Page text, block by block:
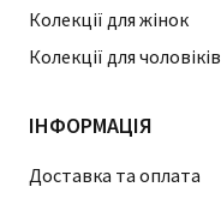
Колекції для жінок
Колекції для чоловіків
ІНФОРМАЦІЯ
Доставка та оплата